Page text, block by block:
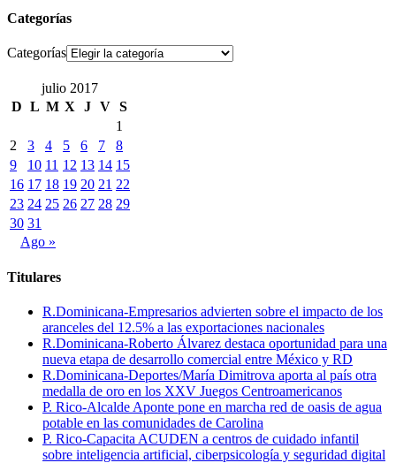
Categorías
Categorías
julio 2017
D L M X J V S
1
2
3 4 5 6 7
8
9
10 11 12 13 14 15
16 17 18 19 20 21 22
23 24 25 26 27 28 29
30 31
Ago »
Titulares
R.Dominicana-Empresarios advierten sobre el impacto de los
aranceles del 12.5% a las exportaciones nacionales
R.Dominicana-Roberto Álvarez destaca oportunidad para una
nueva etapa de desarrollo comercial entre México y RD
R.Dominicana-Deportes/María Dimitrova aporta al país otra
medalla de oro en los XXV Juegos Centroamericanos
P. Rico-Alcalde Aponte pone en marcha red de oasis de agua
potable en las comunidades de Carolina
P. Rico-Capacita ACUDEN a centros de cuidado infantil
sobre inteligencia artificial, ciberpsicología y seguridad digital